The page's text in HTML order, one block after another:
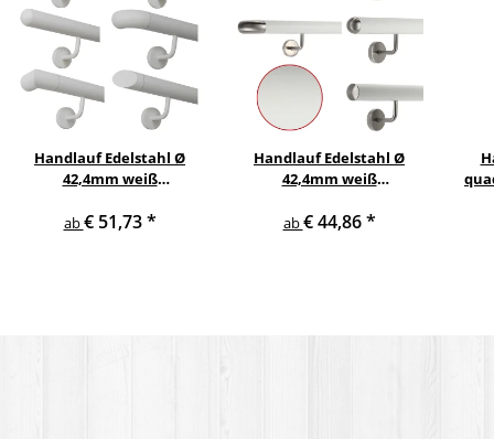
Handlauf Edelstahl Ø
42,4mm weiß
gewinkelte
ab€ 51,73*
Handlauf Edelstahl Ø
42,4mm weiß
gewinkelte Edelstahl
ab€ 44,86*